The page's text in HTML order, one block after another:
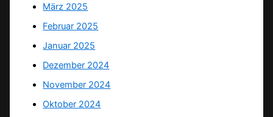
März 2025
Februar 2025
Januar 2025
Dezember 2024
November 2024
Oktober 2024